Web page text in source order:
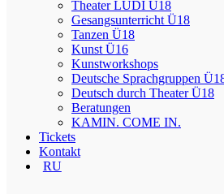
Theater LUDI Ü18
Gesangsunterricht Ü18
Tanzen Ü18
Kunst Ü16
Kunstworkshops
Deutsche Sprachgruppen
Deutsch durch Theater Ü18
Beratungen
KAMIN. COME IN.
Tickets
Kontakt
RU
Beitragsnavigation